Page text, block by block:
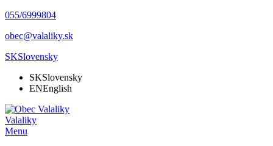
055/6999804
obec@valaliky.sk
SKSlovensky
SKSlovensky
ENEnglish
Valaliky
Menu